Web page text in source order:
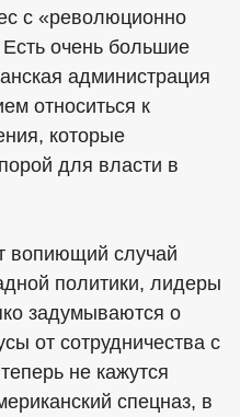
с «революционно
очень большие
администрация
относиться к
которые
для власти в
вопиющий случай
политики, лидеры
задумываются о
от сотрудничества с
не кажутся
спецназ, в